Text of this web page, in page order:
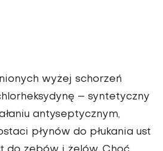
wyżej schorzeń
– syntetyczny
antyseptycznym,
płynów do płukania ust